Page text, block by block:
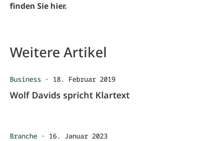
finden Sie hier.
Weitere Artikel
Business · 18. Februar 2019
Wolf Davids spricht Klartext
Branche · 16. Januar 2023